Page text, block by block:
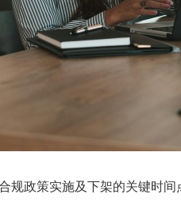
规政策实施及下架的关键时间